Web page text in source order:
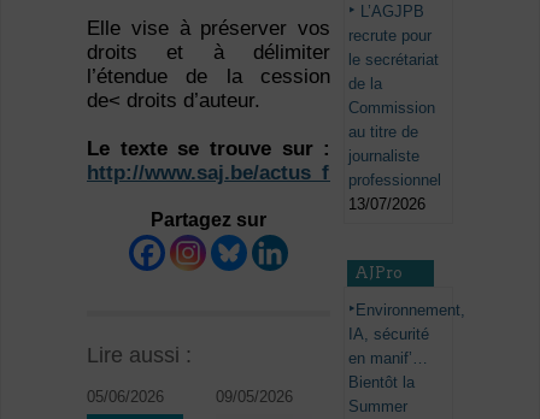
Elle vise à préserver vos
droits et à délimiter
l’étendue de la cession
de< droits d’auteur.
Le texte se trouve sur :
http://www.saj.be/actus_fr/actu_id102.php
Partagez sur
Lire aussi :
05/06/2026 09/05/2026
L’AGJPB
recrute pour
le secrétariat
de la
Commission
au titre de
journaliste
professionnel
13/07/2026
AJPro
Environnement,
IA, sécurité
en manif’…
Bientôt la
Summer